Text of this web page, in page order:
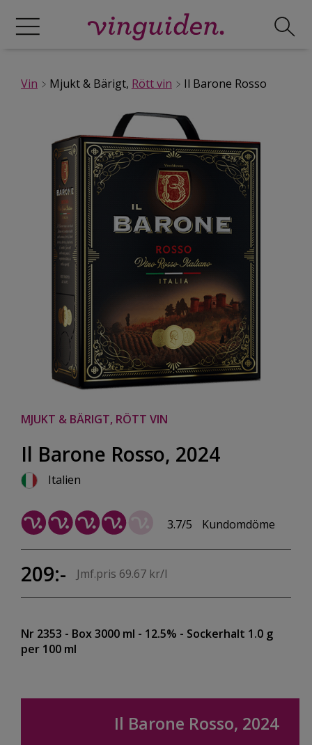
Vin Mjukt & Bärigt, Rött vin Il Barone Rosso
MJUKT & BÄRIGT, RÖTT VIN
Il Barone Rosso, 2024
Italien
3.7/5 Kundomdöme
209:- Jmf.pris 69.67 kr/l
Nr 2353 - Box 3000 ml - 12.5% - Sockerhalt 1.0 g
per 100 ml
Il Barone Rosso, 2024